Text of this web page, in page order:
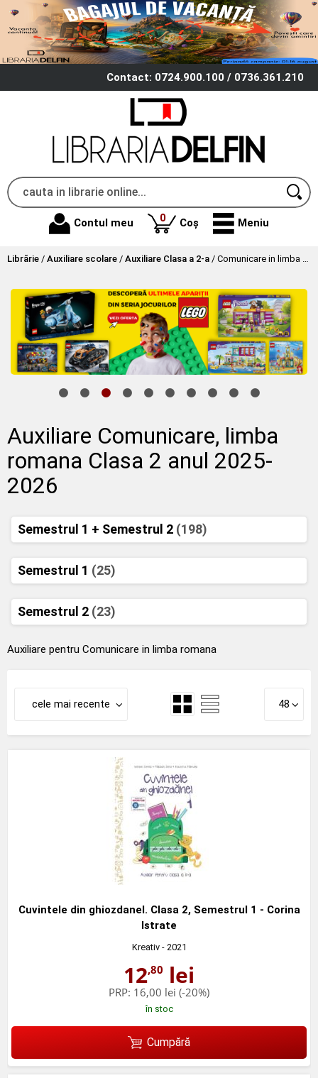
Contact: 0724.900.100 / 0736.361.210
Contul meu 0produse
Coș Meniu
Librărie / Auxiliare scolare / Auxiliare Clasa a 2-a / Comunicare in limba romana Clasa 2
Auxiliare Comunicare, limba
romana Clasa 2 anul 2025-
2026
Semestrul 1 + Semestrul 2 (198)
Semestrul 1 (25)
Semestrul 2 (23)
Auxiliare pentru Comunicare in limba romana
cele mai recente 48
Cuvintele din ghiozdanel. Clasa 2, Semestrul 1 - Corina
Istrate
Kreativ- 2021
12,80 lei
PRP: 16,00 lei (-20%)
în stoc
Cumpără